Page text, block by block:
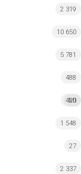
2 319
10 650
5 781
488
MI
420
1 548
27
2 337